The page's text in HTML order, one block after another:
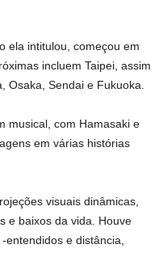
ela intitulou, começou em
incluem Taipei, assim
Osaka, Sendai e Fukuoka.
musical, com Hamasaki e
em várias histórias
visuais dinâmicas,
e baixos da vida. Houve
e distância,